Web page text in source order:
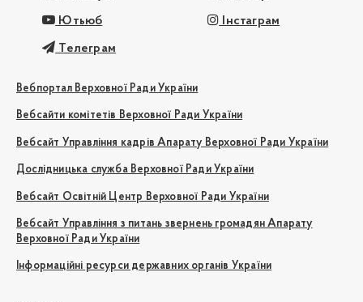
Ютьюб Інстаграм
Телеграм
Вебпортал Верховної Ради України
Вебсайти комітетів Верховної Ради України
Вебсайт Управління кадрів Апарату Верховної Ради України
Дослідницька служба Верховної Ради України
Вебсайт Освітній Центр Верховної Ради України
Вебсайт Управління з питань звернень громадян Апарату
Верховної Ради України
Інформаційні ресурси державних органів України